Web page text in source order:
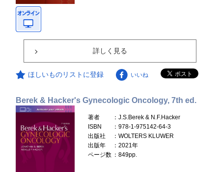
詳しく見る
ほしいものリストに登録 いいね
Berek & Hacker's Gynecologic Oncology, 7th ed.
著者
：J.S.Berek & N.F.Hacker
ISBN
：978-1-975142-64-3
出版社
：WOLTERS KLUWER
出版年
：2021年
ページ数 ：849pp.